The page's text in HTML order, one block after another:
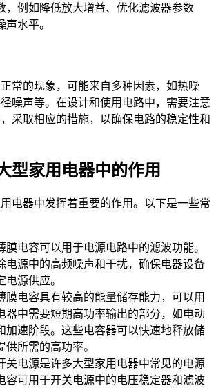
，例如降低放大增益、优化滤波器参数
水平。
常的现象，可能来自多种因素，如热噪
噪声等。在设计和使用电路中，需要注意
采取相应的措施，以确保电路的稳定性和
型家用电器中的作用
电器中发挥着重要的作用。以下是一些常
膜电容可以用于电源电路中的滤波功能。
电源中的高频噪声和干扰，确保电器设备
电源供应。
膜电容具有较高的能量储存能力，可以用
器中需要短期高功率输出的部分，如电动
加速阶段。这些电容器可以快速地释放储
供所需的高功率。
关电源是许多大型家用电器中常见的电源
容可用于开关电源中的电压稳定器和滤波